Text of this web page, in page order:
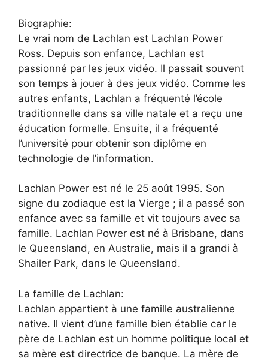
Biographie:
Le vrai nom de Lachlan est Lachlan Power
Ross. Depuis son enfance, Lachlan est
passionné par les jeux vidéo. Il passait souvent
son temps à jouer à des jeux vidéo. Comme les
autres enfants, Lachlan a fréquenté l’école
traditionnelle dans sa ville natale et a reçu une
éducation formelle. Ensuite, il a fréquenté
l’université pour obtenir son diplôme en
technologie de l’information.
Lachlan Power est né le 25 août 1995. Son
signe du zodiaque est la Vierge ; il a passé son
enfance avec sa famille et vit toujours avec sa
famille. Lachlan Power est né à Brisbane, dans
le Queensland, en Australie, mais il a grandi à
Shailer Park, dans le Queensland.
La famille de Lachlan:
Lachlan appartient à une famille australienne
native. Il vient d’une famille bien établie car le
père de Lachlan est un homme politique local et
sa mère est directrice de banque. La mère de